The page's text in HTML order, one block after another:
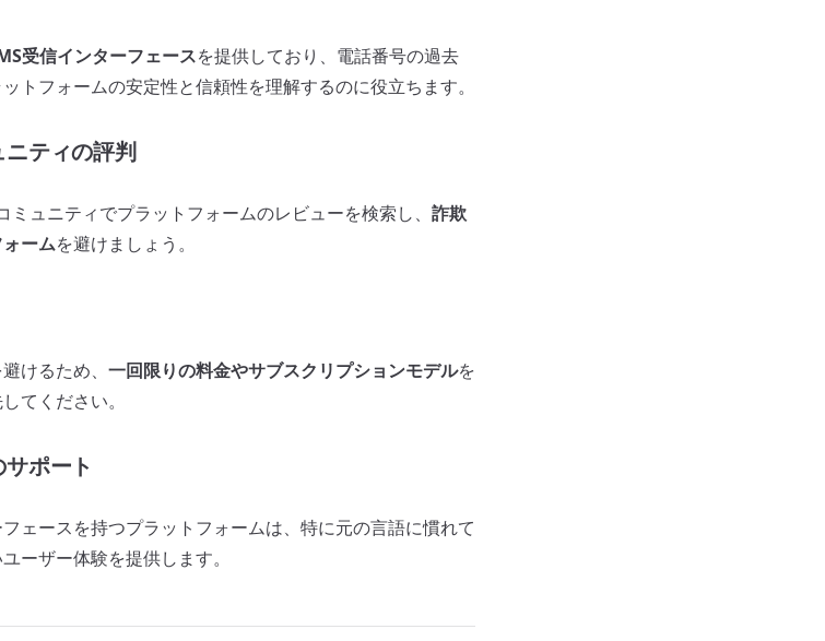
受信インターフェースを提供しており、電話番号の過去
トフォームの安定性と信頼性を理解するのに役立ちます。
ティの評判
ュニティでプラットフォームのレビューを検索し、 詐欺
ームを避けましょう。
けるため、 一回限りの料金やサブスクリプションモデルを
てください。
ポート
ェースを持つプラットフォームは、特に元の言語に慣れて
ーザー体験を提供します。